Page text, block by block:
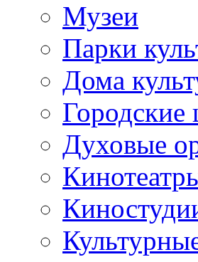
Музеи
Парки
Дома
Городские
Духовые